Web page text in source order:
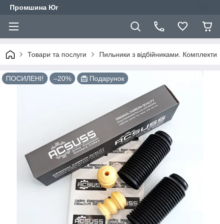
Промшина Юг
Товари та послуги Пильники з відбійниками. Комплекти
ПОСИЛЕНІ! –20% Подарунок